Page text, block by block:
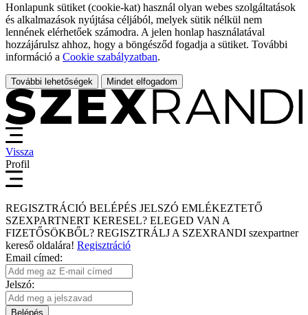
Honlapunk sütiket (cookie-kat) használ olyan webes szolgáltatások
és alkalmazások nyújtása céljából, melyek sütik nélkül nem
lennének elérhetőek számodra. A jelen honlap használatával
hozzájárulsz ahhoz, hogy a böngésződ fogadja a sütiket. További
információ a Cookie szabályzatban.
További lehetőségek Mindet elfogadom
Vissza
Profil
REGISZTRÁCIÓ BELÉPÉS JELSZÓ EMLÉKEZTETŐ
SZEXPARTNERT KERESEL? ELEGED VAN A
FIZETŐSÖKBŐL? REGISZTRÁLJ A SZEXRANDI szexpartner
kereső oldalára! Regisztráció
Email címed:
Jelszó:
Belépés